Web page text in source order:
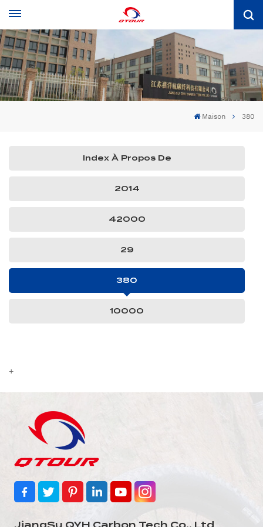
Maison 380
Index À Propos De
2014
42000
29
380
10000
+